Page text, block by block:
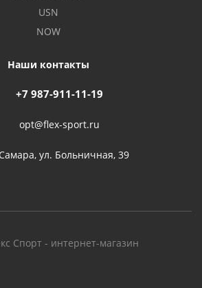
USN
NOW
Наши контакты
+7 987-911-11-19
opt@flex-sport.ru
ул. Больничная, 39
Спорт - интернет-магазин